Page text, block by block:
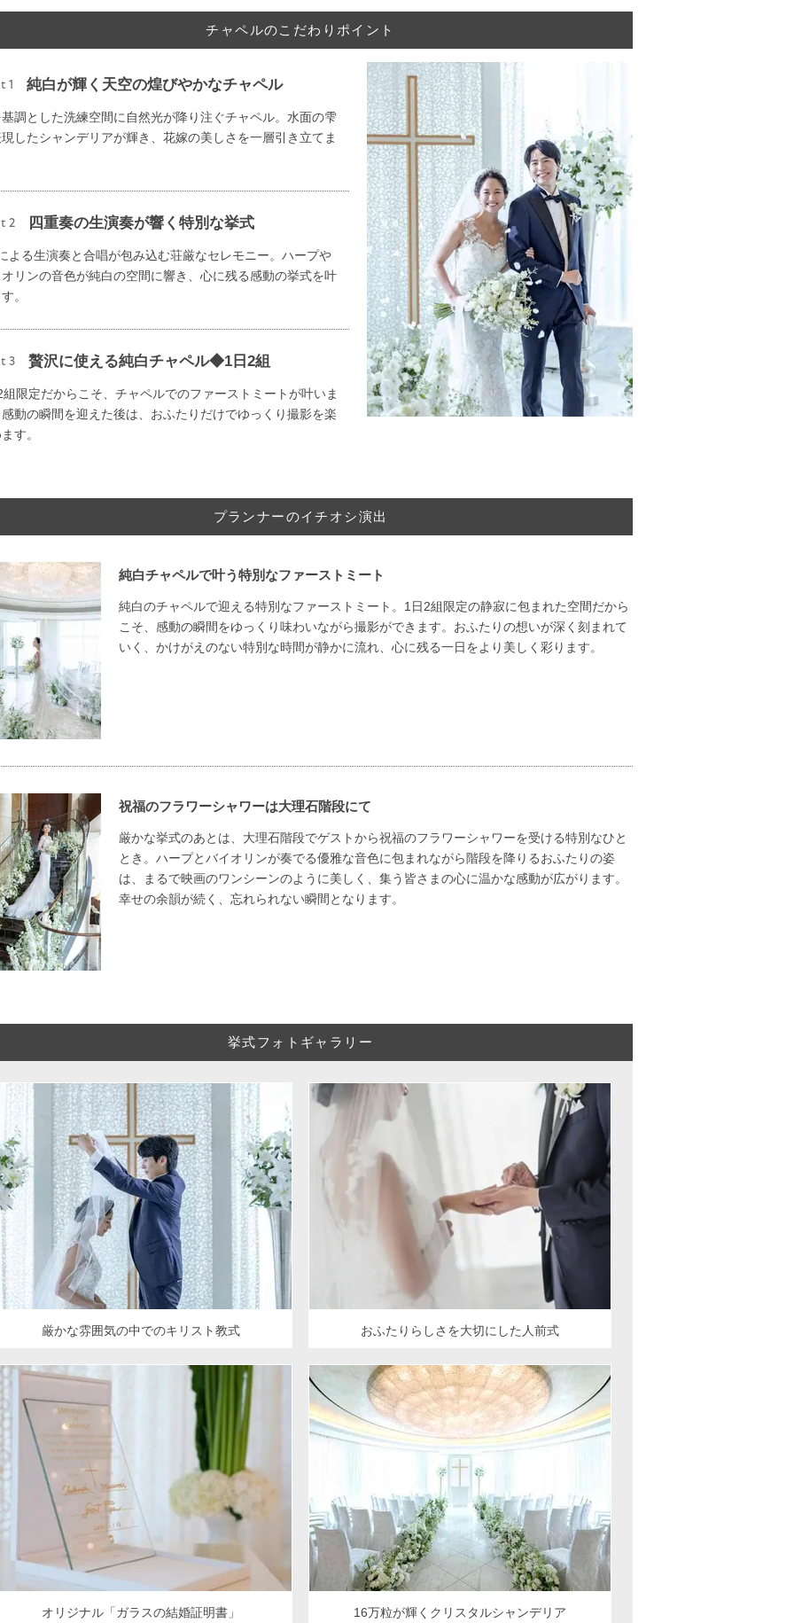
チャペルのこだわりポイント
1 純白が輝く天空の煌びやかなチャペル
調とした洗練空間に自然光が降り注ぐチャペル。水面の雫
したシャンデリアが輝き、花嫁の美しさを一層引き立てま
2 四重奏の生演奏が響く特別な挙式
よる生演奏と合唱が包み込む荘厳なセレモニー。ハープや
リンの音色が純白の空間に響き、心に残る感動の挙式を叶
。
3 贅沢に使える純白チャペル◆1日2組
組限定だからこそ、チャペルでのファーストミートが叶いま
動の瞬間を迎えた後は、おふたりだけでゆっくり撮影を楽
す。
プランナーのイチオシ演出
純白チャペルで叶う特別なファーストミート
純白のチャペルで迎える特別なファーストミート。1日2組限定の静寂に包まれた空間だから
こそ、感動の瞬間をゆっくり味わいながら撮影ができます。おふたりの想いが深く刻まれて
いく、かけがえのない特別な時間が静かに流れ、心に残る一日をより美しく彩ります。
祝福のフラワーシャワーは大理石階段にて
厳かな挙式のあとは、大理石階段でゲストから祝福のフラワーシャワーを受ける特別なひと
とき。ハープとバイオリンが奏でる優雅な音色に包まれながら階段を降りるおふたりの姿
は、まるで映画のワンシーンのように美しく、集う皆さまの心に温かな感動が広がります。
幸せの余韻が続く、忘れられない瞬間となります。
挙式フォトギャラリー
厳かな雰囲気の中でのキリスト教式 おふたりらしさを大切にした人前式
オリジナル「ガラスの結婚証明書」 16万粒が輝くクリスタルシャンデリア